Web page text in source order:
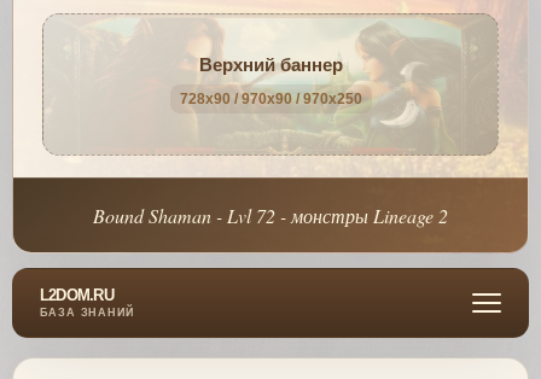
Верхний баннер
728x90 / 970x90 / 970x250
Bound Shaman - Lvl 72 - монстры Lineage 2
L2DOM.RU
БАЗА ЗНАНИЙ